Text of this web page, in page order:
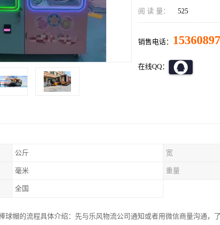
阅 读 量： 525
销售电话：
在线QQ：
公斤 宽
毫米 重量
全国
球帽的流程具体介绍：先与乐风物流公司通知或者用微信商量沟通，